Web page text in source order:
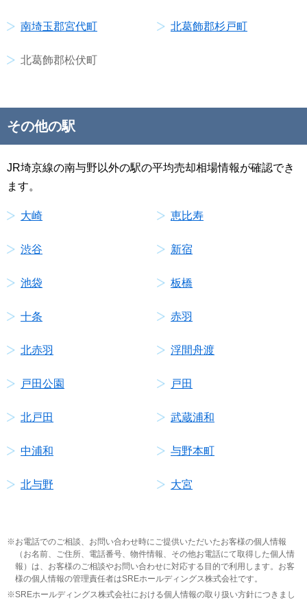
南埼玉郡宮代町 北葛飾郡杉戸町
北葛飾郡松伏町
その他の駅
JR埼京線の南与野以外の駅の平均売却相場情報が確認でき
ます。
大崎 恵比寿
渋谷 新宿
池袋 板橋
十条 赤羽
北赤羽 浮間舟渡
戸田公園 戸田
北戸田 武蔵浦和
中浦和 与野本町
北与野 大宮
お電話でのご相談、お問い合わせ時にご提供いただいたお客様の個人情報
（お名前、ご住所、電話番号、物件情報、その他お電話にて取得した個人情
報）は、お客様のご相談やお問い合わせに対応する目的で利用します。お客
様の個人情報の管理責任者はSREホールディングス株式会社です。
SREホールディングス株式会社における個人情報の取り扱い方針につきまし